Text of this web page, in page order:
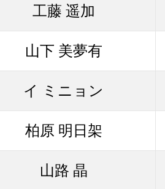
工藤 遥加
山下 美夢有
イ ミニョン
柏原 明日架
山路 晶